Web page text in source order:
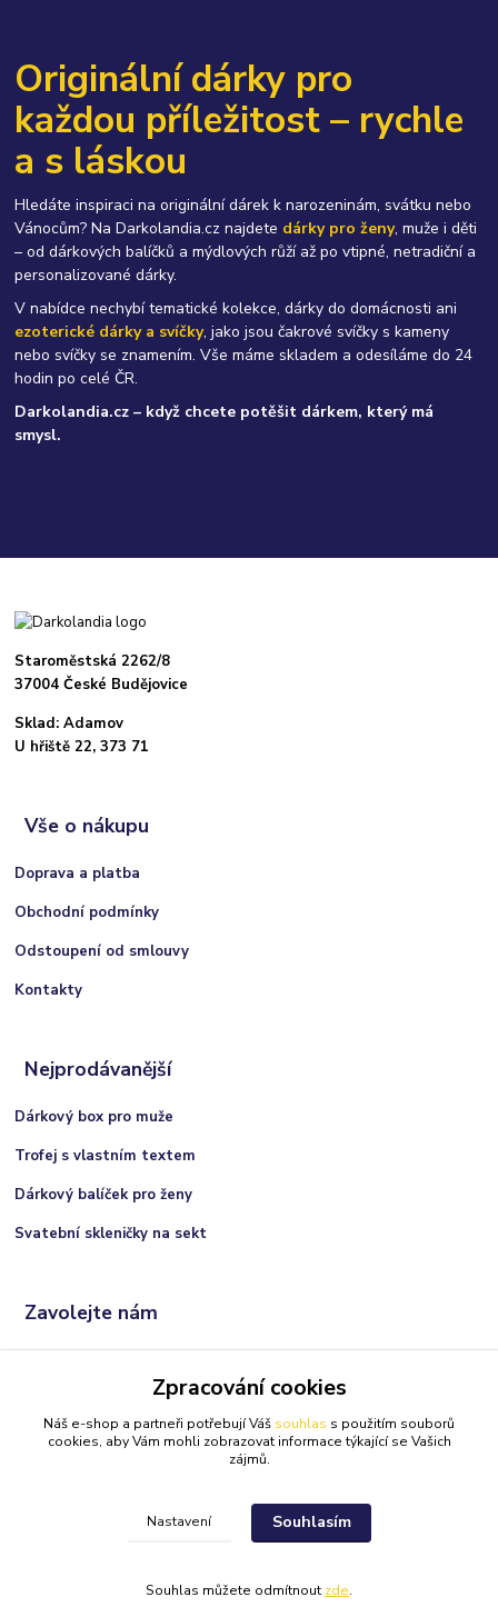
Originální dárky pro
každou příležitost – rychle
a s láskou
Hledáte inspiraci na originální dárek k narozeninám, svátku nebo
Vánocům? Na Darkolandia.cz najdete dárky pro ženy, muže i děti
– od dárkových balíčků a mýdlových růží až po vtipné, netradiční a
personalizované dárky.
V nabídce nechybí tematické kolekce, dárky do domácnosti ani
ezoterické dárky a svíčky, jako jsou čakrové svíčky s kameny
nebo svíčky se znamením. Vše máme skladem a odesíláme do 24
hodin po celé ČR.
Darkolandia.cz – když chcete potěšit dárkem, který má
smysl.
Staroměstská 2262/8
37004 České Budějovice
Sklad: Adamov
U hřiště 22, 373 71
Vše o nákupu
Doprava a platba
Obchodní podmínky
Odstoupení od smlouvy
Kontakty
Nejprodávanější
Dárkový box pro muže
Trofej s vlastním textem
Dárkový balíček pro ženy
Svatební skleničky na sekt
Zavolejte nám
(Po-Ne, 9:00 - 21:00 hod.)
info@darkolandia.cz
Darkolandia.czOriginální dárky Webdesign
Zpracování cookies
Náš e-shop a partneři potřebují Váš souhlas s použitím souborů
cookies, aby Vám mohli zobrazovat informace týkající se Vašich
zájmů.
Nastavení Souhlasím
Souhlas můžete odmítnout zde.